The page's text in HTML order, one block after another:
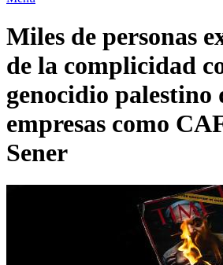
Miles de personas
de la complicidad
genocidio palestino
empresas como
Sener